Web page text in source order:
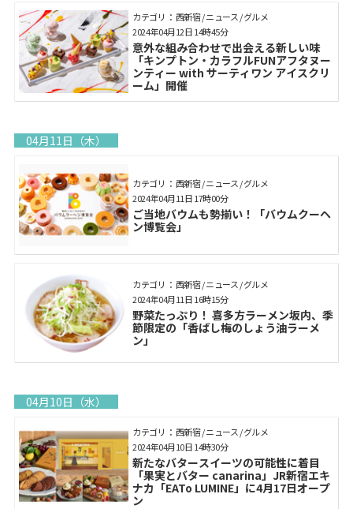
カテゴリ： 西新宿 / ニュース / グルメ
意外な組み合わせで出会える新しい味
「キンプトン・カラフルFUNアフタヌー
ンティー with サーティワン アイスクリ
ーム」開催
2024年04月12日 14時45分
04月11日（木）
カテゴリ： 西新宿 / ニュース / グルメ
ご当地バウムも勢揃い！「バウムクーヘ
ン博覧会」
2024年04月11日 17時00分
カテゴリ： 西新宿 / ニュース / グルメ
野菜たっぷり！ 喜多方ラーメン坂内、季
節限定の「香ばし梅のしょう油ラーメ
ン」
2024年04月11日 16時15分
04月10日（水）
カテゴリ： 西新宿 / ニュース / グルメ
新たなバタースイーツの可能性に着目
「果実とバター canarina」JR新宿エキ
ナカ「EATo LUMINE」に4月17日オープ
ン
2024年04月10日 14時30分